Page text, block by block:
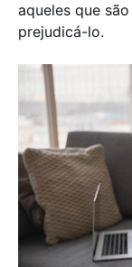
aqueles que
prejudicá-lo.